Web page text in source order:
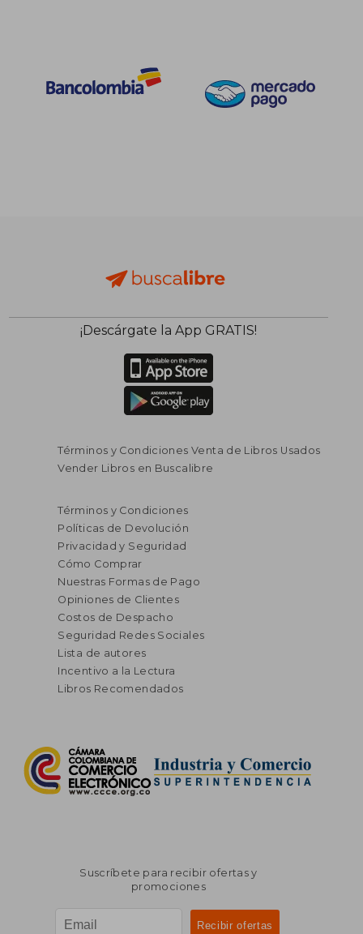
¡Descárgate la App GRATIS!
Términos y Condiciones Venta de Libros Usados
Vender Libros en Buscalibre
Términos y Condiciones
Políticas de Devolución
Privacidad y Seguridad
Cómo Comprar
Nuestras Formas de Pago
Opiniones de Clientes
Costos de Despacho
Seguridad Redes Sociales
Lista de autores
Incentivo a la Lectura
Libros Recomendados
Suscríbete para recibir ofertas y
promociones